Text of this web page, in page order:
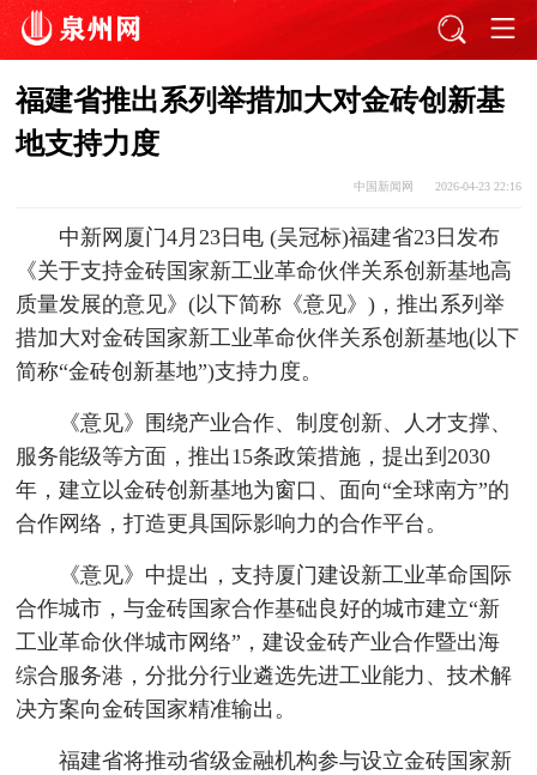
福建省推出系列举措加大对金砖创新基
地支持力度
中国新闻网 2026-04-23 22:16
中新网厦门4月23日电 (吴冠标)福建省23日发布
《关于支持金砖国家新工业革命伙伴关系创新基地高
质量发展的意见》(以下简称《意见》)，推出系列举
措加大对金砖国家新工业革命伙伴关系创新基地(以下
简称“金砖创新基地”)支持力度。
《意见》围绕产业合作、制度创新、人才支撑、
服务能级等方面，推出15条政策措施，提出到2030
年，建立以金砖创新基地为窗口、面向“全球南方”的
合作网络，打造更具国际影响力的合作平台。
《意见》中提出，支持厦门建设新工业革命国际
合作城市，与金砖国家合作基础良好的城市建立“新
工业革命伙伴城市网络”，建设金砖产业合作暨出海
综合服务港，分批分行业遴选先进工业能力、技术解
决方案向金砖国家精准输出。
福建省将推动省级金融机构参与设立金砖国家新